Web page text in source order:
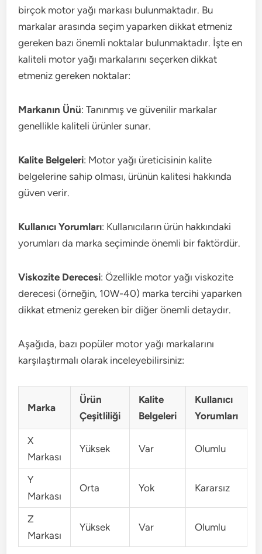
birçok motor yağı markası bulunmaktadır. Bu
markalar arasında seçim yaparken dikkat etmeniz
gereken bazı önemli noktalar bulunmaktadır. İşte en
kaliteli motor yağı markalarını seçerken dikkat
etmeniz gereken noktalar:
Markanın Ünü: Tanınmış ve güvenilir markalar
genellikle kaliteli ürünler sunar.
Kalite Belgeleri: Motor yağı üreticisinin kalite
belgelerine sahip olması, ürünün kalitesi hakkında
güven verir.
Kullanıcı Yorumları: Kullanıcıların ürün hakkındaki
yorumları da marka seçiminde önemli bir faktördür.
Viskozite Derecesi: Özellikle motor yağı viskozite
derecesi (örneğin, 10W-40) marka tercihi yaparken
dikkat etmeniz gereken bir diğer önemli detaydır.
Aşağıda, bazı popüler motor yağı markalarını
karşılaştırmalı olarak inceleyebilirsiniz:
Marka
Ürün
Çeşitliliği
Kalite
Belgeleri
Kullanıcı
Yorumları
X
Markası
Yüksek Var Olumlu
Y
Markası
Orta Yok Kararsız
Z
Markası
Yüksek Var Olumlu